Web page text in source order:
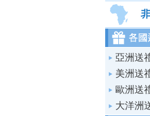
亞洲送
美洲送
歐洲送
大洋洲